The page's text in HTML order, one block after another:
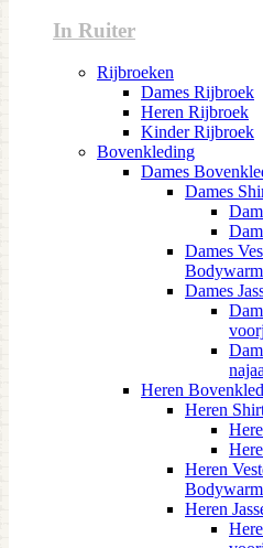
In Ruiter
Rijbroeken
Dames Rijbroek
Heren Rijbroek
Kinder Rijbroek
Bovenkleding
Dames
Dames
Dames
Dames
Heren
Heren
Heren
Heren